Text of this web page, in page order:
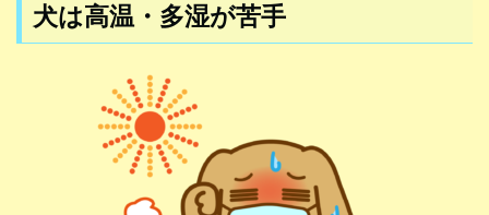
犬は高温・多湿が苦手